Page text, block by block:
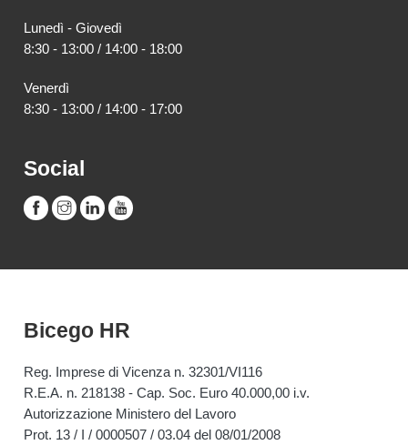
Lunedì - Giovedì
8:30 - 13:00 / 14:00 - 18:00
Venerdì
8:30 - 13:00 / 14:00 - 17:00
Social
Bicego HR
Reg. Imprese di Vicenza n. 32301/VI116
R.E.A. n. 218138 - Cap. Soc. Euro 40.000,00 i.v.
Autorizzazione Ministero del Lavoro
Prot. 13 / I / 0000507 / 03.04 del 08/01/2008